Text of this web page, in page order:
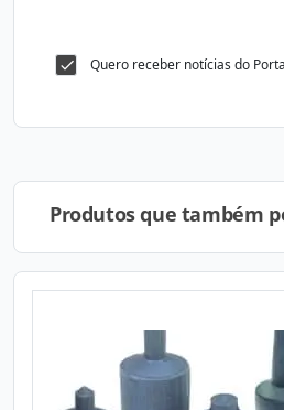
Quero receber notícias do
Produtos que também